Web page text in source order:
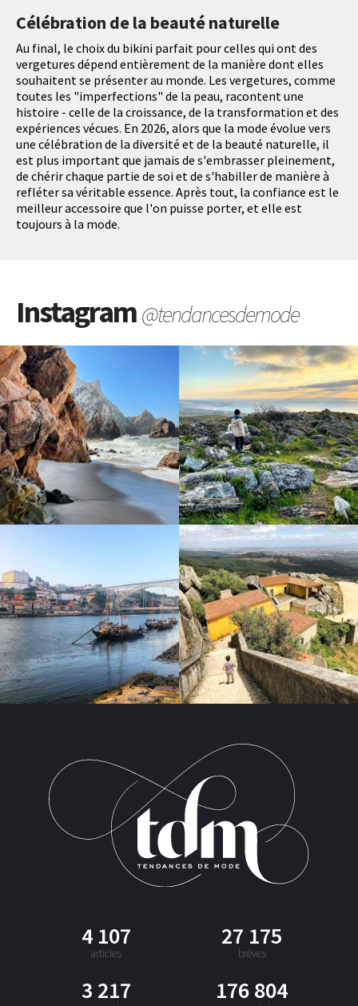
Célébration de la beauté naturelle
Au final, le choix du bikini parfait pour celles qui ont des
vergetures dépend entièrement de la manière dont elles
souhaitent se présenter au monde. Les vergetures, comme
toutes les "imperfections" de la peau, racontent une
histoire - celle de la croissance, de la transformation et des
expériences vécues. En 2026, alors que la mode évolue vers
une célébration de la diversité et de la beauté naturelle, il
est plus important que jamais de s'embrasser pleinement,
de chérir chaque partie de soi et de s'habiller de manière à
refléter sa véritable essence. Après tout, la confiance est le
meilleur accessoire que l'on puisse porter, et elle est
toujours à la mode.
Instagram@tendancesdemode
4 107
articles
27 175
brèves
3 217 176 804